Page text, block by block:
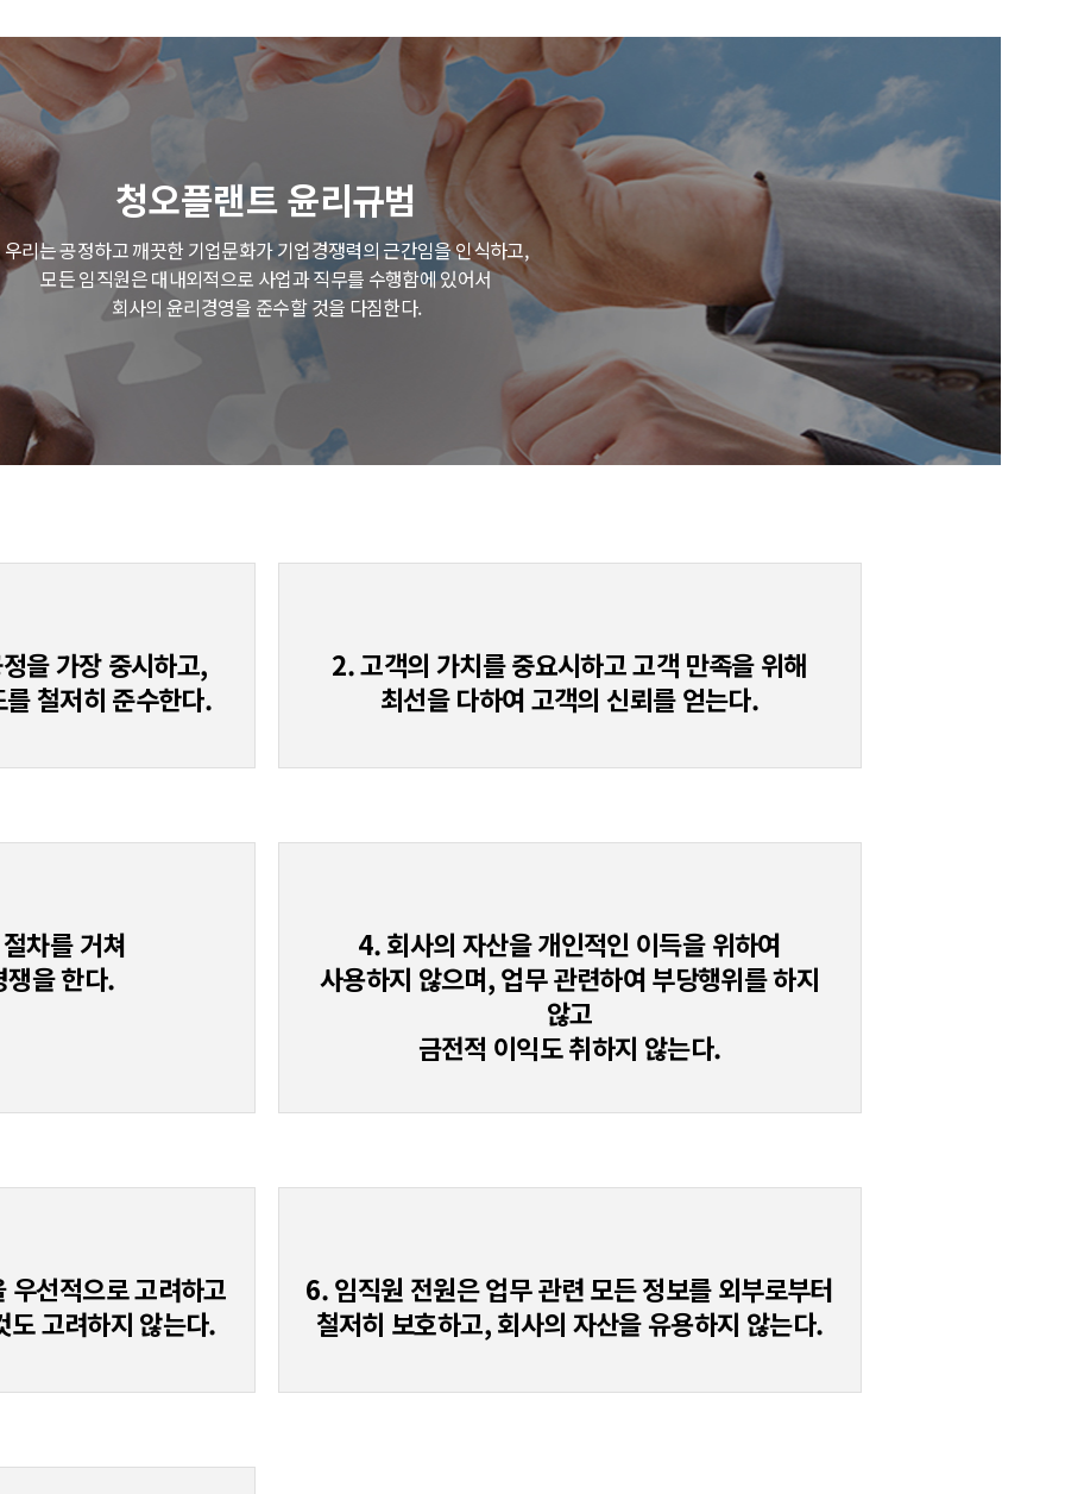
청오플랜트 윤리규범
우리는 공정하고 깨끗한 기업문화가 기업경쟁력의 근간임을 인식하고,
모든 임직원은 대내외적으로 사업과 직무를 수행함에 있어서
회사의 윤리경영을 준수할 것을 다짐한다.
을 가장 중시하고,
철저히 준수한다.
2. 고객의 가치를 중요시하고 고객 만족을 위해
최선을 다하여 고객의 신뢰를 얻는다.
차를 거쳐
을 한다.
4. 회사의 자산을 개인적인 이득을 위하여
사용하지 않으며, 업무 관련하여 부당행위를 하지
않고
금전적 이익도 취하지 않는다.
선적으로 고려하고
도 고려하지 않는다.
6. 임직원 전원은 업무 관련 모든 정보를 외부로부터
철저히 보호하고, 회사의 자산을 유용하지 않는다.